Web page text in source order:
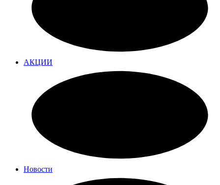
АКЦИИ
Новости